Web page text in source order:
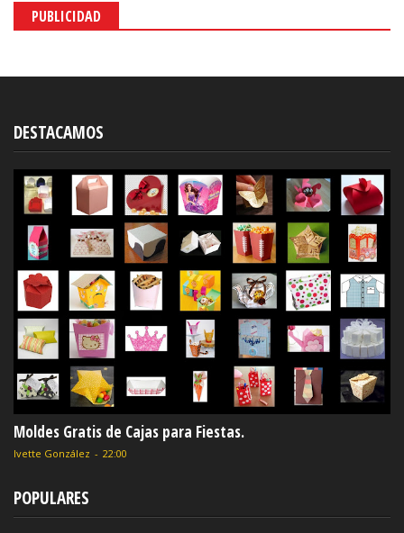
PUBLICIDAD
DESTACAMOS
Moldes Gratis de Cajas para Fiestas.
Ivette González - 22:00
POPULARES